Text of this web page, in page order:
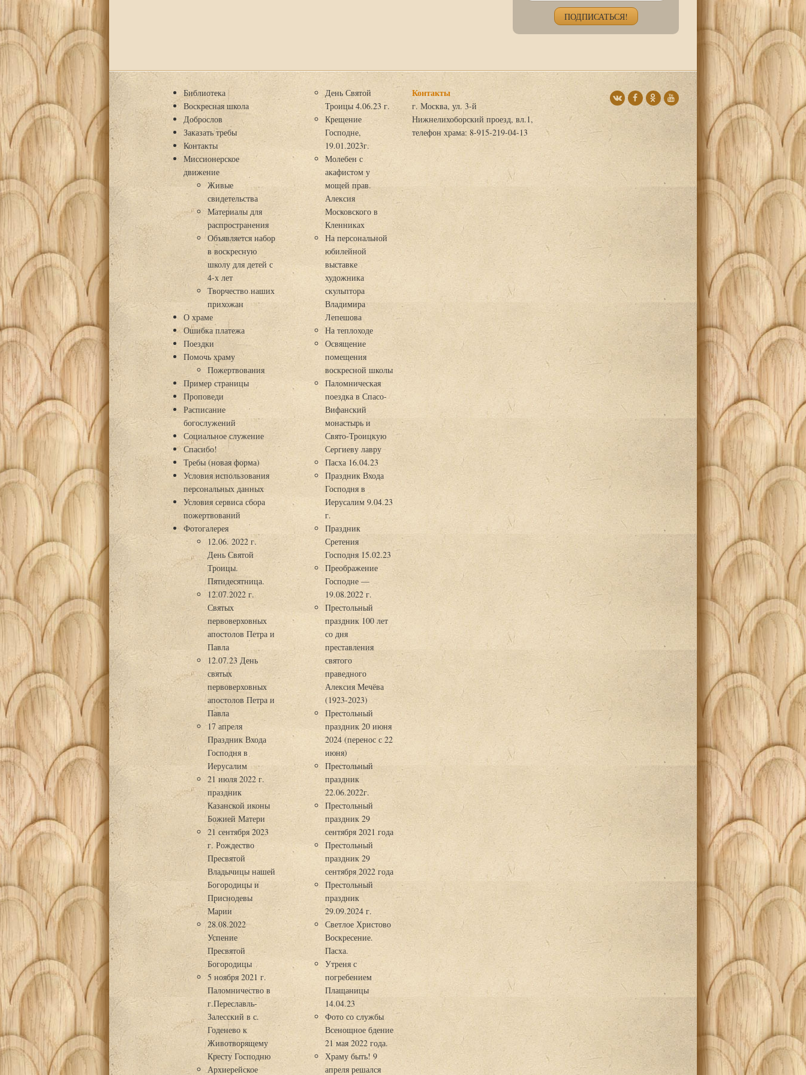
Библиотека
Воскресная школа
Доброслов
Заказать требы
Контакты
Миссионерское
движение
Живые
свидетельства
Материалы для
распространения
Объявляется набор
в воскресную
школу для детей с
4-х лет
Творчество наших
прихожан
О храме
Ошибка платежа
Поездки
Помочь храму
Пожертвования
Пример страницы
Проповеди
Расписание
богослужений
Социальное служение
Спасибо!
Требы (новая форма)
Условия использования
персональных данных
Условия сервиса сбора
пожертвований
Фотогалерея
12.06. 2022 г.
День Святой
Троицы.
Пятидесятница.
12.07.2022 г.
Святых
первоверховных
апостолов Петра и
Павла
12.07.23 День
святых
первоверховных
апостолов Петра и
Павла
17 апреля
Праздник Входа
Господня в
Иерусалим
21 июля 2022 г.
праздник
Казанской иконы
Божией Матери
21 сентября 2023
г. Рождество
Пресвятой
Владычицы нашей
Богородицы и
Приснодевы
Марии
28.08.2022
Успение
Пресвятой
Богородицы
5 ноября 2021 г.
Паломничество в
г.Переславль-
Залесский в с.
Годенево к
Животворящему
Кресту Господню
Архиерейское
День Святой
Троицы 4.06.23 г.
Крещение
Господне,
19.01.2023г.
Молебен с
акафистом у
мощей прав.
Алексия
Московского в
Кленниках
На персональной
юбилейной
выставке
художника
скульптора
Владимира
Лепешова
На теплоходе
Освящение
помещения
воскресной школы
Паломническая
поездка в Спасо-
Вифанский
монастырь и
Свято-Троицкую
Сергиеву лавру
Пасха 16.04.23
Праздник Входа
Господня в
Иерусалим 9.04.23
г.
Праздник
Сретения
Господня 15.02.23
Преображение
Господне —
19.08.2022 г.
Престольный
праздник 100 лет
со дня
преставления
святого
праведного
Алексия Мечёва
(1923-2023)
Престольный
праздник 20 июня
2024 (перенос с 22
июня)
Престольный
праздник
22.06.2022г.
Престольный
праздник 29
сентября 2021 года
Престольный
праздник 29
сентября 2022 года
Престольный
праздник
29.09.2024 г.
Светлое Христово
Воскресение.
Пасха.
Утреня с
погребением
Плащаницы
14.04.23
Фото со службы
Всенощное бдение
21 мая 2022 года.
Храму быть! 9
апреля решался
Контакты
г. Москва, ул. 3-й
Нижнелихоборский проезд, вл.1,
телефон храма: 8-915-219-04-13